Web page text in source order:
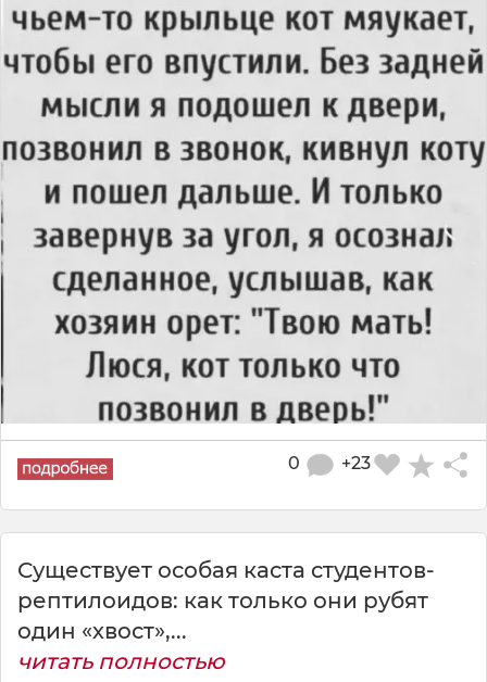
+23
0
Существует особая каста студентов-
рептилоидов: как только они рубят
один «хвост»,...
читать полностью